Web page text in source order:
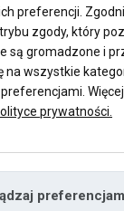
preferencji.
zgody, który
są gromadzone i
na wszystkie
prywatności.